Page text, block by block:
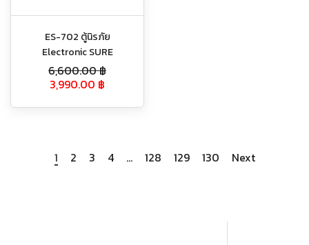
ES-702 ตู้นิรภัย
Electronic SURE
6,600.00฿
3,990.00 ฿
1 2 3 4 … 128 129 130 Next